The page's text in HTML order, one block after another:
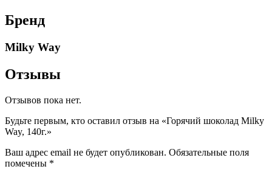
Бренд
Milky Way
Отзывы
Отзывов пока нет.
Будьте первым, кто оставил отзыв на «Горячий шоколад Milky
Way, 140г.»
Ваш адрес email не будет опубликован. Обязательные поля
помечены *